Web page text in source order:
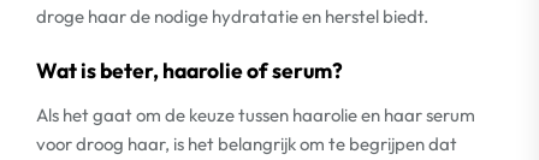
droge haar de nodige hydratatie en herstel biedt.
Wat is beter, haarolie of serum?
Als het gaat om de keuze tussen haarolie en haar serum
voor droog haar, is het belangrijk om te begrijpen dat